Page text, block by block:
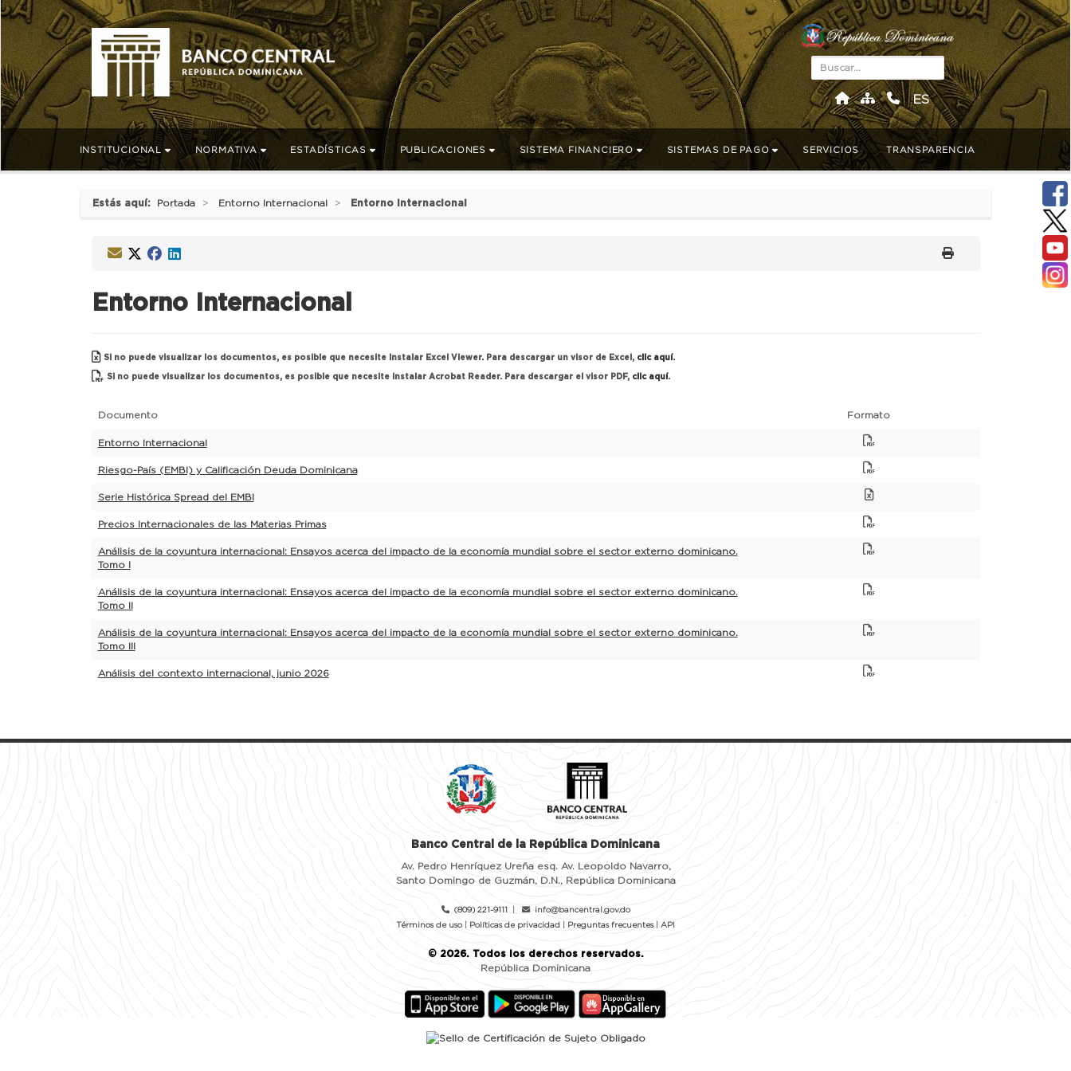
ES
INSTITUCIONAL NORMATIVA ESTADÍSTICAS PUBLICACIONES SISTEMA FINANCIERO SISTEMAS DE PAGO SERVICIOS TRANSPARENCIA
Estás aquí: Portada Entorno Internacional Entorno Internacional
Entorno Internacional
Si no puede visualizar los documentos, es posible que necesite instalar Excel Viewer. Para descargar un visor de Excel, clic aquí.
Si no puede visualizar los documentos, es posible que necesite instalar Acrobat Reader. Para descargar el visor PDF, clic aquí.
Documento Formato
Entorno Internacional
Riesgo-País (EMBI) y Calificación Deuda Dominicana
Serie Histórica Spread del EMBI
Precios Internacionales de las Materias Primas
Análisis de la coyuntura internacional: Ensayos acerca del impacto de la economía mundial sobre el sector externo dominicano.
Tomo I
Análisis de la coyuntura internacional: Ensayos acerca del impacto de la economía mundial sobre el sector externo dominicano.
Tomo II
Análisis de la coyuntura internacional: Ensayos acerca del impacto de la economía mundial sobre el sector externo dominicano.
Tomo III
Análisis del contexto internacional, junio 2026
Banco Central de la República Dominicana
Av. Pedro Henríquez Ureña esq. Av. Leopoldo Navarro,
Santo Domingo de Guzmán, D.N., República Dominicana
(809) 221-9111
info@bancentral.gov.do
Términos de uso
Políticas de privacidad Preguntas frecuentes| API
© 2026. Todos los derechos reservados.
República Dominicana